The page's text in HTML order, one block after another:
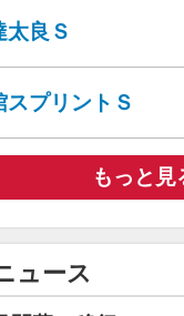
太良Ｓ
スプリントＳ
もっと見
ュース